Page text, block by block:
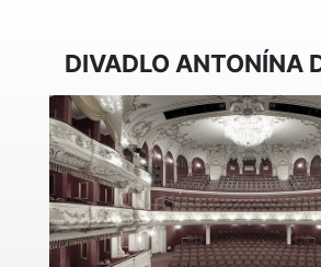
DIVADLO ANTONÍNA